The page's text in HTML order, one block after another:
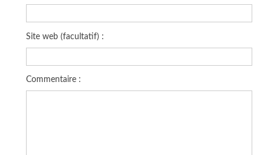
Site web (facultatif) :
Commentaire :